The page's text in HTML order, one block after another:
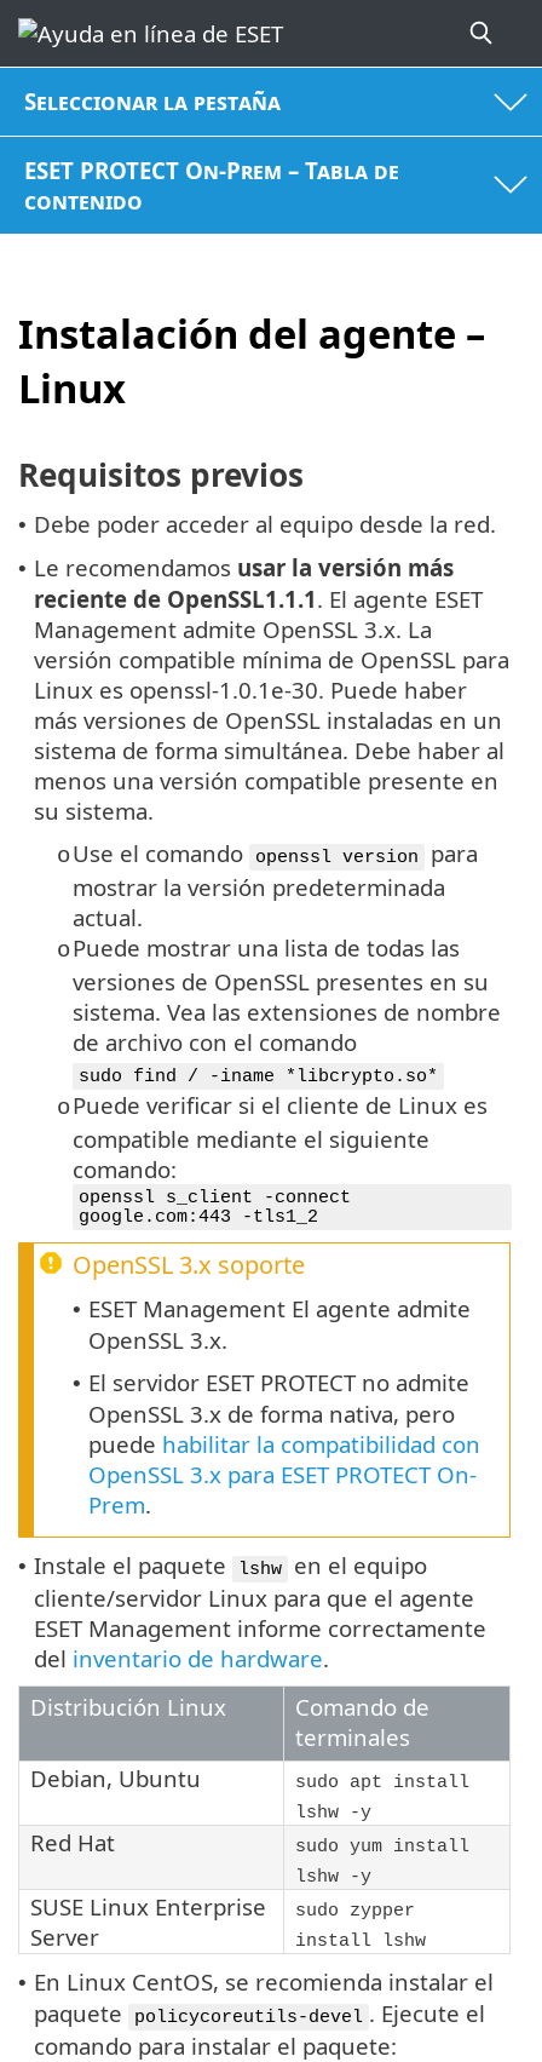
Seleccionar la pestaña
ESET PROTECT On-Prem – Tabla de
contenido
Instalación del agente –
Linux
Requisitos previos
• Debe poder acceder al equipo desde la red.
• Le recomendamos usar la versión más
reciente de OpenSSL1.1.1. El agente ESET
Management admite OpenSSL 3.x. La
versión compatible mínima de OpenSSL para
Linux es openssl-1.0.1e-30. Puede haber
más versiones de OpenSSL instaladas en un
sistema de forma simultánea. Debe haber al
menos una versión compatible presente en
su sistema.
oUse el comando openssl version
para
mostrar la versión predeterminada
actual.
oPuede mostrar una lista de todas las
versiones de OpenSSL presentes en su
sistema. Vea las extensiones de nombre
de archivo con el comando
sudo find / -iname *libcrypto.so*
oPuede verificar si el cliente de Linux es
compatible mediante el siguiente
comando:
openssl s_client -connect
google.com:443 -tls1_2
OpenSSL 3.x soporte
• ESET Management El agente admite
OpenSSL 3.x.
• El servidor ESET PROTECT no admite
OpenSSL 3.x de forma nativa, pero
puede habilitar la compatibilidad con
OpenSSL 3.x para ESET PROTECT On-
Prem.
• Instale el paquete lshw
en el equipo
cliente/servidor Linux para que el agente
ESET Management informe correctamente
del inventario de hardware.
Distribución Linux
Comando de
terminales
Debian, Ubuntu
sudo apt install
lshw -y
Red Hat
sudo yum install
lshw -y
SUSE Linux Enterprise
Server
sudo zypper
install lshw
• En Linux CentOS, se recomienda instalar el
paquete
policycoreutils-devel . Ejecute el
comando para instalar el paquete: